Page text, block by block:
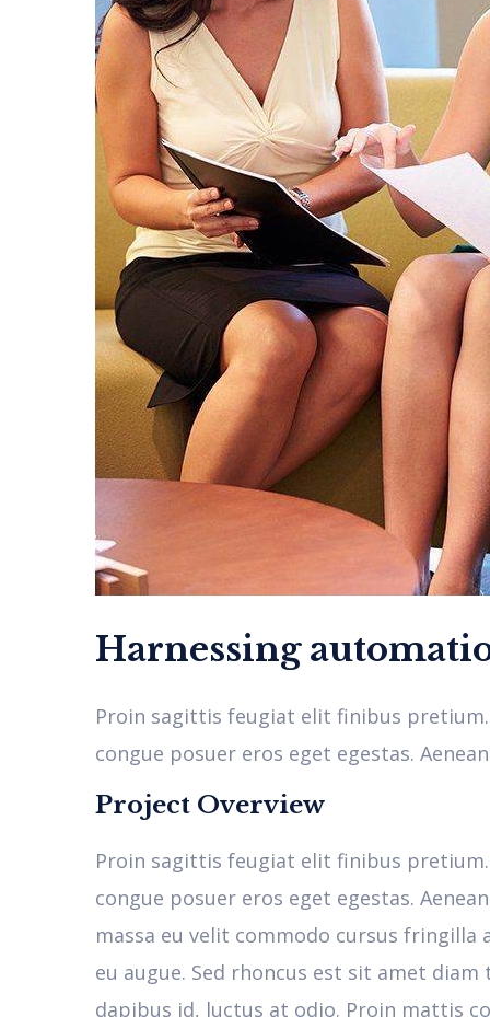
Harnessing
Proin sagittis feugiat elit finibus
congue posuer eros eget egestas.
Project Overview
Proin sagittis feugiat elit finibus
congue posuer eros eget egestas.
massa eu velit commodo cursus
eu augue. Sed rhoncus est sit amet
dapibus id, luctus at odio. Proin mattis